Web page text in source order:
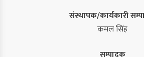
संस्थापक/कार्यकारी
कमल सिंह